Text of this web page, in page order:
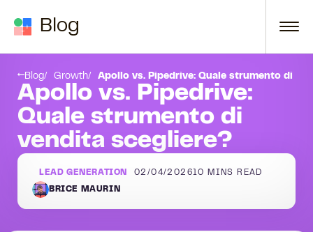
Blog
Blog Growth Apollo vs. Pipedrive: Quale strumento di
Apollo vs. Pipedrive:
Quale strumento di
vendita scegliere?
LEAD GENERATION 02/04/202610 MINS READ
BRICE MAURIN